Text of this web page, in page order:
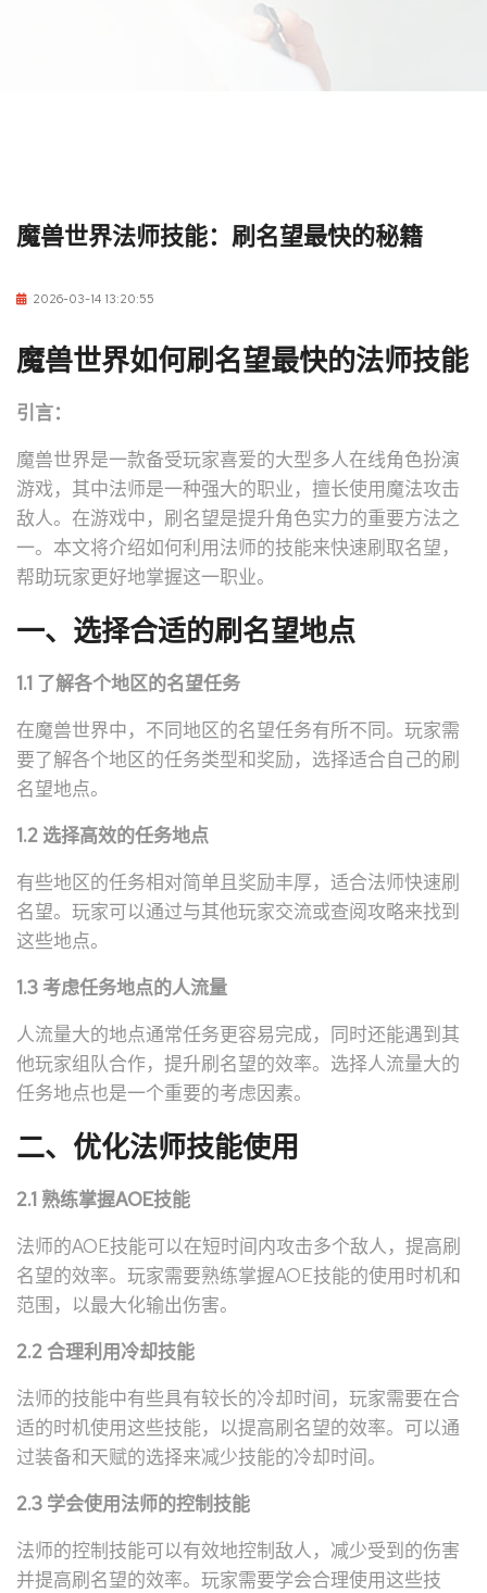
魔兽世界法师技能：刷名望最快的秘籍
2026-03-14 13:20:55
魔兽世界如何刷名望最快的法师技能
引言：
魔兽世界是一款备受玩家喜爱的大型多人在线角色扮演
游戏，其中法师是一种强大的职业，擅长使用魔法攻击
敌人。在游戏中，刷名望是提升角色实力的重要方法之
一。本文将介绍如何利用法师的技能来快速刷取名望，
帮助玩家更好地掌握这一职业。
一、选择合适的刷名望地点
1.1 了解各个地区的名望任务
在魔兽世界中，不同地区的名望任务有所不同。玩家需
要了解各个地区的任务类型和奖励，选择适合自己的刷
名望地点。
1.2 选择高效的任务地点
有些地区的任务相对简单且奖励丰厚，适合法师快速刷
名望。玩家可以通过与其他玩家交流或查阅攻略来找到
这些地点。
1.3 考虑任务地点的人流量
人流量大的地点通常任务更容易完成，同时还能遇到其
他玩家组队合作，提升刷名望的效率。选择人流量大的
任务地点也是一个重要的考虑因素。
二、优化法师技能使用
2.1 熟练掌握AOE技能
法师的AOE技能可以在短时间内攻击多个敌人，提高刷
名望的效率。玩家需要熟练掌握AOE技能的使用时机和
范围，以最大化输出伤害。
2.2 合理利用冷却技能
法师的技能中有些具有较长的冷却时间，玩家需要在合
适的时机使用这些技能，以提高刷名望的效率。可以通
过装备和天赋的选择来减少技能的冷却时间。
2.3 学会使用法师的控制技能
法师的控制技能可以有效地控制敌人，减少受到的伤害
并提高刷名望的效率。玩家需要学会合理使用这些技